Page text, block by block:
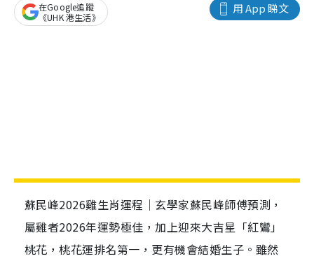
用 App 睇文
在Google追蹤
《UHK 港生活》
蘇民峰2026雞生肖運程｜玄學家蘇民峰師傅預測，
屬雞者2026年運勢極佳，加上迎來大吉星「紅鸞」
桃花，桃花運排名第一，更有機會結婚生子。雖然